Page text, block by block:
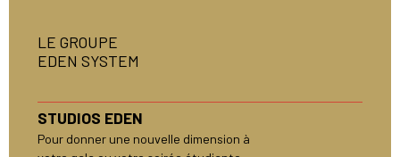
LE GROUPE
EDEN SYSTEM
STUDIOS EDEN
Pour donner une nouvelle dimension à